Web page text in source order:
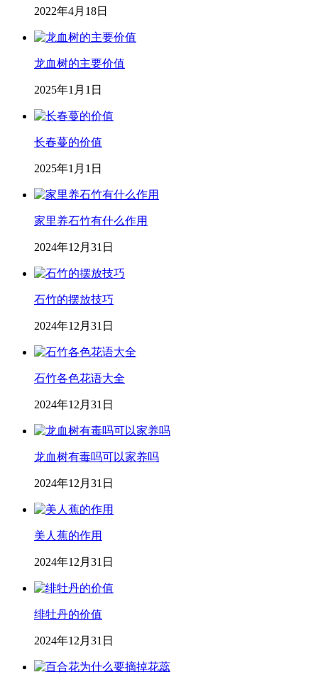
2022年4月18日
龙血树的主要价值
2025年1月1日
长春蔓的价值
2025年1月1日
家里养石竹有什么作用
2024年12月31日
石竹的摆放技巧
2024年12月31日
石竹各色花语大全
2024年12月31日
龙血树有毒吗可以家养吗
2024年12月31日
美人蕉的作用
2024年12月31日
绯牡丹的价值
2024年12月31日